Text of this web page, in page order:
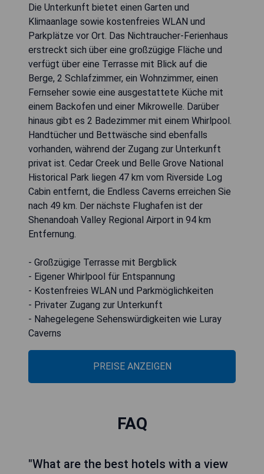
Die Unterkunft bietet einen Garten und
Klimaanlage sowie kostenfreies WLAN und
Parkplätze vor Ort. Das Nichtraucher-Ferienhaus
erstreckt sich über eine großzügige Fläche und
verfügt über eine Terrasse mit Blick auf die
Berge, 2 Schlafzimmer, ein Wohnzimmer, einen
Fernseher sowie eine ausgestattete Küche mit
einem Backofen und einer Mikrowelle. Darüber
hinaus gibt es 2 Badezimmer mit einem Whirlpool.
Handtücher und Bettwäsche sind ebenfalls
vorhanden, während der Zugang zur Unterkunft
privat ist. Cedar Creek und Belle Grove National
Historical Park liegen 47 km vom Riverside Log
Cabin entfernt, die Endless Caverns erreichen Sie
nach 49 km. Der nächste Flughafen ist der
Shenandoah Valley Regional Airport in 94 km
Entfernung.
- Großzügige Terrasse mit Bergblick
- Eigener Whirlpool für Entspannung
- Kostenfreies WLAN und Parkmöglichkeiten
- Privater Zugang zur Unterkunft
- Nahegelegene Sehenswürdigkeiten wie Luray
Caverns
PREISE ANZEIGEN
FAQ
"What are the best hotels with a view